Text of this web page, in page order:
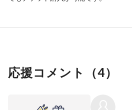
応援コメント（4）